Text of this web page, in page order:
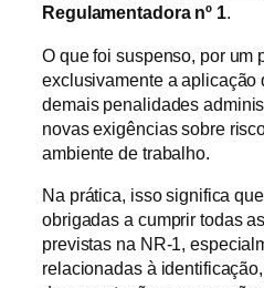
Regulamentadora nº 1.
O que foi suspenso, por um
exclusivamente a aplicação
demais penalidades
novas exigências sobre
ambiente de trabalho.
Na prática, isso significa
obrigadas a cumprir todas
previstas na NR-1,
relacionadas à